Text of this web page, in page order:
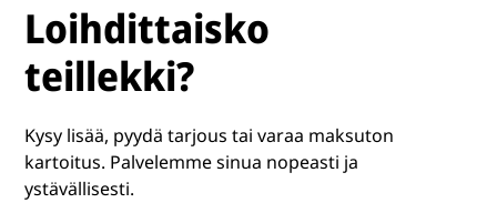
Loihdittaisko
teillekki?
Kysy lisää, pyydä tarjous tai varaa maksuton
kartoitus. Palvelemme sinua nopeasti ja
ystävällisesti.